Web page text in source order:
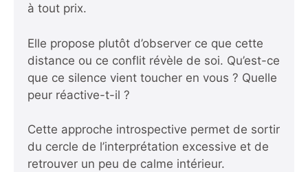
à tout prix.
Elle propose plutôt d’observer ce que cette
distance ou ce conflit révèle de soi. Qu’est-ce
que ce silence vient toucher en vous ? Quelle
peur réactive-t-il ?
Cette approche introspective permet de sortir
du cercle de l’interprétation excessive et de
retrouver un peu de calme intérieur.